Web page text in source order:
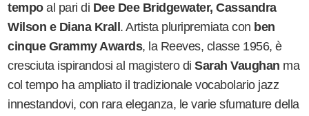
tempoal pari di Dee Dee Bridgewater, Cassandra
Wilson e Diana Krall . Artista pluripremiata con ben
cinque Grammy Awards, la Reeves, classe 1956, è
cresciuta ispirandosi al magistero diSarah Vaughan ma
col tempo ha ampliato il tradizionale vocabolario jazz
innestandovi, con rara eleganza, le varie sfumature della